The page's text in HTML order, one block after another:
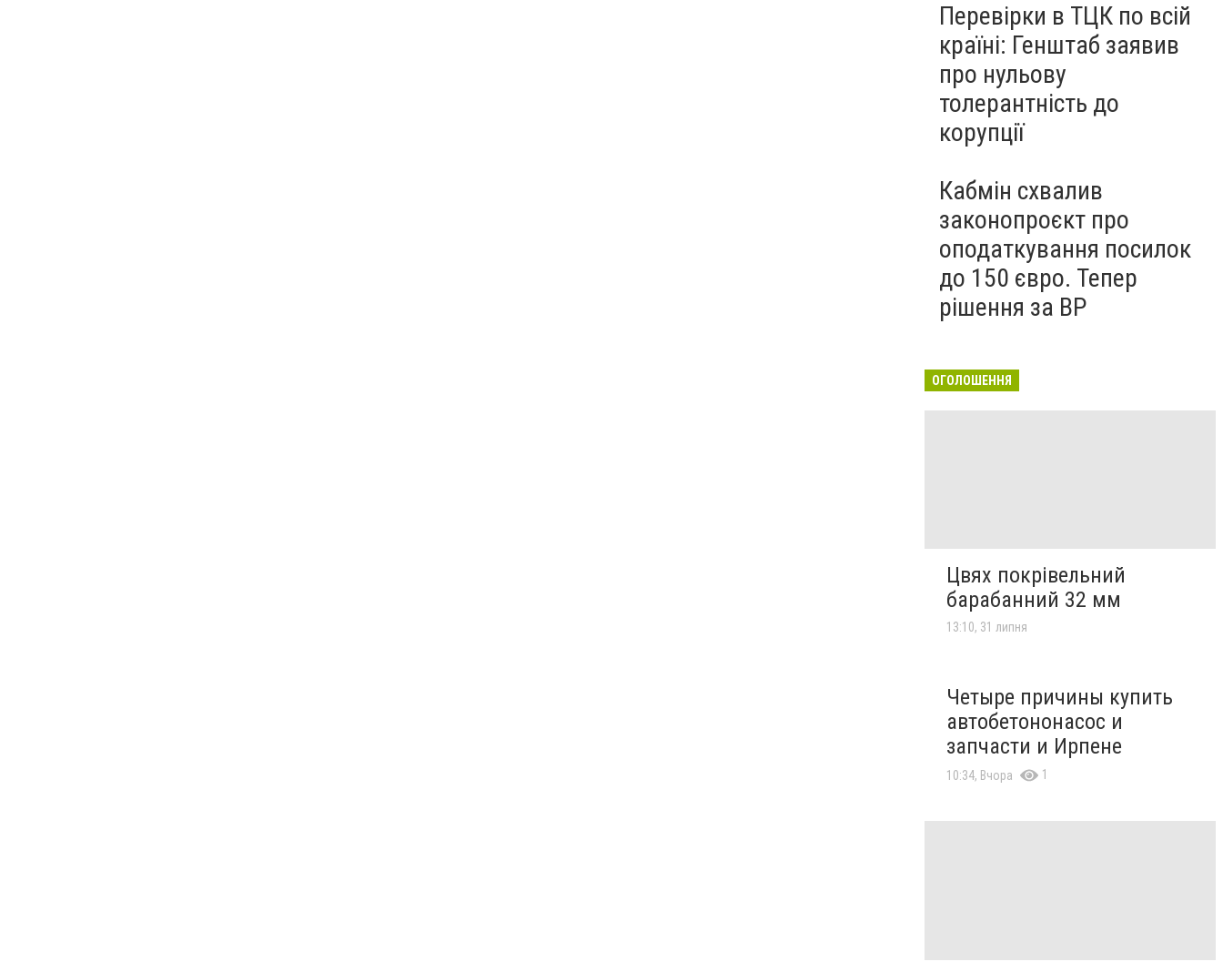
Перевірки в ТЦК по всій
країні: Генштаб заявив
про нульову
толерантність до
корупції
Кабмін схвалив
законопроєкт про
оподаткування посилок
до 150 євро. Тепер
рішення за ВР
ОГОЛОШЕННЯ
Цвях покрівельний
барабанний 32 мм
13:10, 31 липня
Четыре причины купить
автобетононасос и
запчасти и Ирпене
10:34, Вчора 1